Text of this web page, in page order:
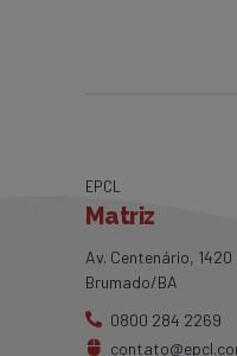
EPCL
Matriz
Av. Centenário, 1420
Brumado/BA
0800 284 2269